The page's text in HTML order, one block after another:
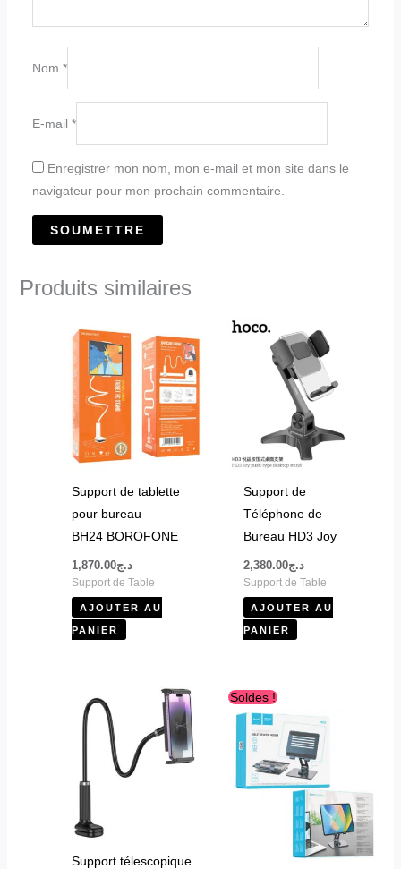
Nom *
E-mail *
Enregistrer mon nom, mon e-mail et mon site dans le
navigateur pour mon prochain commentaire.
Produits similaires
Support de tablette
pour bureau
BH24 BOROFONE
د.ج1,870.00
Support de Table
AJOUTER AU
PANIER
Support de
Téléphone de
Bureau HD3 Joy
د.ج2,380.00
Support de Table
AJOUTER AU
PANIER
Support télescopique
produit
a
plusieurs
Soldes !
Le
prix
initial
était :
د.ج4,500.00.
actuel
est :